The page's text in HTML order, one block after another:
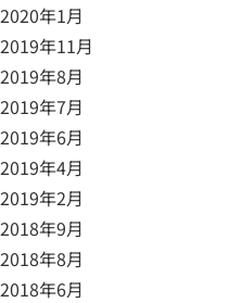
2020年1月
2019年11月
2019年8月
2019年7月
2019年6月
2019年4月
2019年2月
2018年9月
2018年8月
2018年6月